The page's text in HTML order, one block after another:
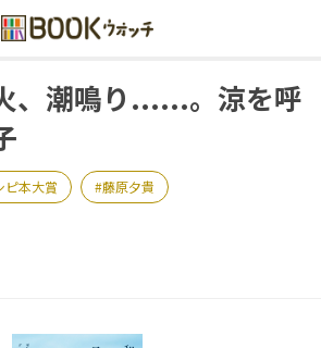
、潮鳴り......。涼を呼
ピ本大賞 藤原夕貴